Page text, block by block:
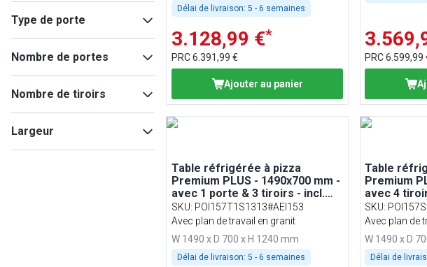
Type de porte
Nombre de portes
2(4
Nombre de tiroirs
4(4)
Largeur
Délai de livraison: 5 - 6 semaines
3.128,99 €*
PRC6.391,99 €
Ajouter au panier
PRC6.599,99
Table réfrigérée à pizza
Premium PLUS - 1490x700 mm -
avec 1 porte & 3 tiroirs - incl.
vitrine réfrigérée - 6x GN 1/4
SKU: POI157T1S1313#AEI153
Avec plan de travail en granit
W 1490 x D 700 x H 1240 mm
Délai de livraison: 5 - 6 semaines
Table
Premium
avec 4
réfrigérée
SKU:
Avec plan de
W 1490 x D
Délai de